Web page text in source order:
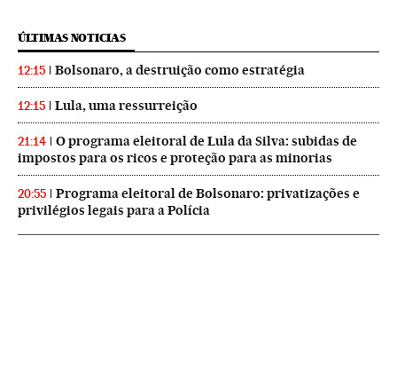
ÚLTIMAS NOTICIAS
12:15 Bolsonaro, a destruição como estratégia
12:15 Lula, uma ressurreição
21:14
O programa eleitoral de Lula da Silva: subidas de
impostos para os ricos e proteção para as minorias
20:55
Programa eleitoral de Bolsonaro: privatizações e
privilégios legais para a Polícia